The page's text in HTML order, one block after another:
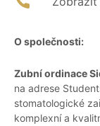
O společnosti:
Zubní ordinace
na adrese
stomatologické
komplexní a